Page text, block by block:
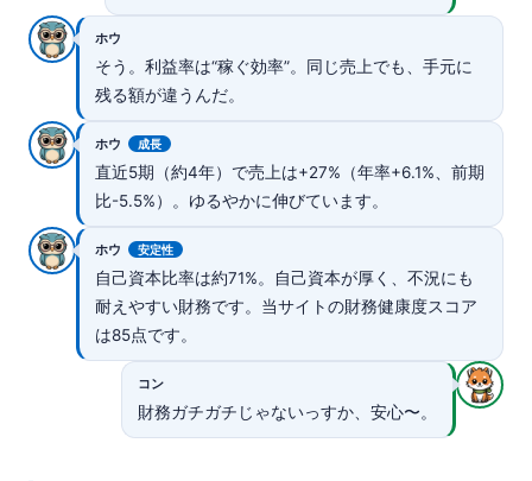
ホウ
そう。利益率は“稼ぐ効率”。同じ売上でも、手元に
残る額が違うんだ。
ホウ 成長
直近5期（約4年）で売上は+27%（年率+6.1%、前期
比-5.5%）。ゆるやかに伸びています。
ホウ 安定性
自己資本比率は約71%。自己資本が厚く、不況にも
耐えやすい財務です。当サイトの財務健康度スコア
は85点です。
コン
財務ガチガチじゃないっすか、安心〜。